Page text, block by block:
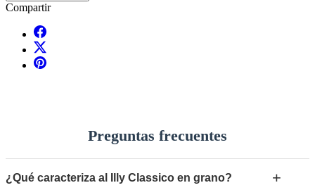
Compartir
Preguntas frecuentes
¿Qué caracteriza al Illy Classico en grano? +